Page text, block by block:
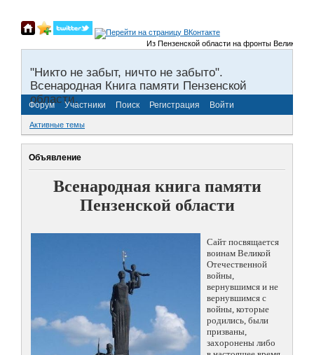
Из Пензенской области на фронты Великой
"Никто не забыт, ничто не забыто".
Всенародная Книга памяти Пензенской
области.
Форум Участники Поиск Регистрация Войти
Активные темы
Объявление
Всенародная книга памяти
Пензенской области
Сайт посвящается
воинам Великой
Отечественной
войны,
вернувшимся и не
вернувшимся с
войны, которые
родились, были
призваны,
захоронены либо